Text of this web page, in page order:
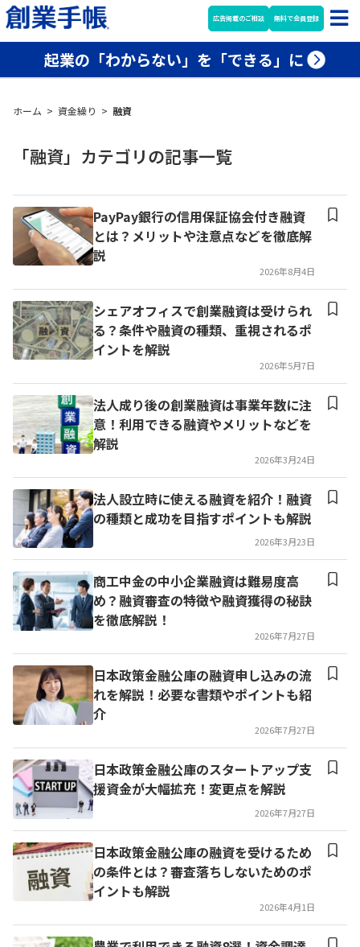
広告掲載のご相談 無料で会員登録
起業の「わからない」を「できる」に
ホーム > 資金繰り > 融資
「融資」カテゴリの記事一覧
PayPay銀行の信用保証協会付き融資
とは？メリットや注意点などを徹底解
説
2026年8月4日
シェアオフィスで創業融資は受けられ
る？条件や融資の種類、重視されるポ
イントを解説
2026年5月7日
法人成り後の創業融資は事業年数に注
意！利用できる融資やメリットなどを
解説
2026年3月24日
法人設立時に使える融資を紹介！融資
の種類と成功を目指すポイントも解説
2026年3月23日
商工中金の中小企業融資は難易度高
め？融資審査の特徴や融資獲得の秘訣
を徹底解説！
2026年7月27日
日本政策金融公庫の融資申し込みの流
れを解説！必要な書類やポイントも紹
介
2026年7月27日
日本政策金融公庫のスタートアップ支
援資金が大幅拡充！変更点を解説
2026年7月27日
日本政策金融公庫の融資を受けるため
の条件とは？審査落ちしないためのポ
イントも解説
2026年4月1日